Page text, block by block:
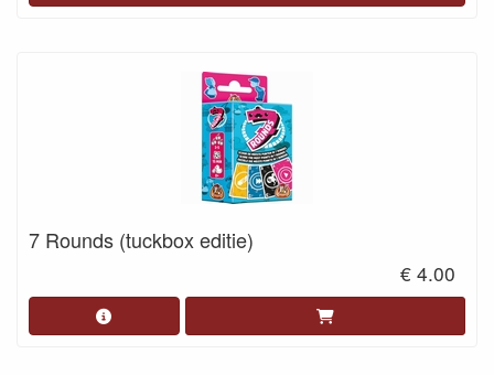
7 Rounds (tuckbox editie)
€ 4.00